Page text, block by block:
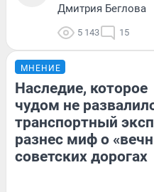
Дмитрия Беглова
5 143 15
МНЕНИЕ
Наследие, которое
чудом не
транспортный
разнес миф о
советских дорогах